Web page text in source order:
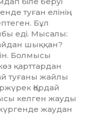
туған елінің
Бұл
еді. Мы­салы:
шыққан?
Болмысы
қарттардан
туғаны жайлы
Қордай
келген жауды
жаудан